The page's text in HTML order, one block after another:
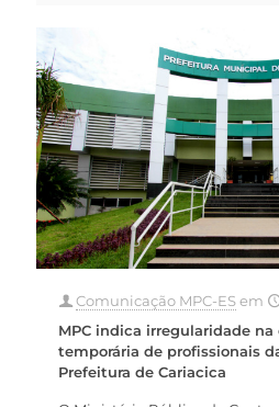
Comunicação MPC-ESem
MPC indica irregularidade
temporária de profissionais
Prefeitura de Cariacica